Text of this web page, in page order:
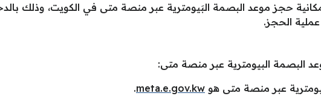
حجز موعد البصمة البَيومترية عبر منصة متى في الكويت، وذلك
الحجز.
البصمة البيومترية عبر منصة متى:
عبر منصة متى هو meta.e.gov.kw
.